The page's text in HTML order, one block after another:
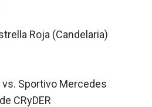
Roja (Candelaria)
Sportivo Mercedes
CRyDER